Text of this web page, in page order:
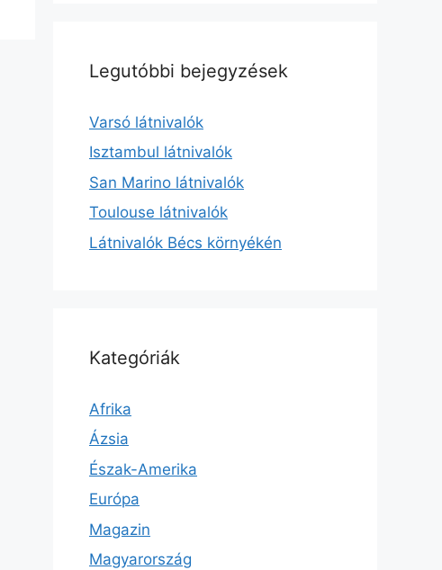
Legutóbbi bejegyzések
Varsó látnivalók
Isztambul látnivalók
San Marino látnivalók
Toulouse látnivalók
Látnivalók Bécs környékén
Kategóriák
Afrika
Ázsia
Észak-Amerika
Európa
Magazin
Magyarország